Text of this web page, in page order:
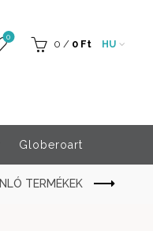
0
0 / 0 Ft HU
Globeroart